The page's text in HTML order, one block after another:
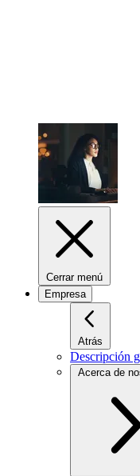
Cerrar menú
Empresa
Atrás
Descripción
Acerca de